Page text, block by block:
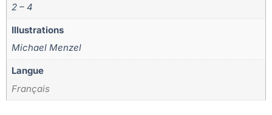
2 – 4
Illustrations
Michael Menzel
Langue
Français